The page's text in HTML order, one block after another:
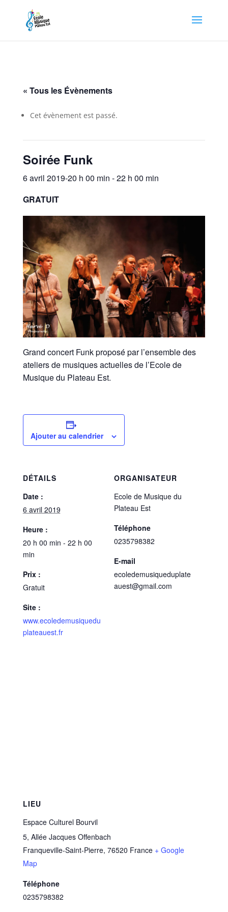
« Tous les Évènements
Cet évènement est passé.
Soirée Funk
6 avril 2019-20 h 00 min -22 h 00 min
GRATUIT
Grand concert Funk proposé par l’ensemble des
ateliers de musiques actuelles de l’Ecole de
Musique du Plateau Est.
Ajouter au calendrier
DÉTAILS
Date :
6 avril 2019
Heure :
20 h 00 min - 22 h 00
min
Prix :
Gratuit
Site :
www.ecoledemusiquedu
plateauest.fr
ORGANISATEUR
Ecole de Musique du
Plateau Est
Téléphone
0235798382
E-mail
ecoledemusiqueduplate
auest@gmail.com
LIEU
Espace Culturel Bourvil
5, Allée Jacques Offenbach
Franqueville-Saint-Pierre, 76520 France + Google
Map
Téléphone
0235798382